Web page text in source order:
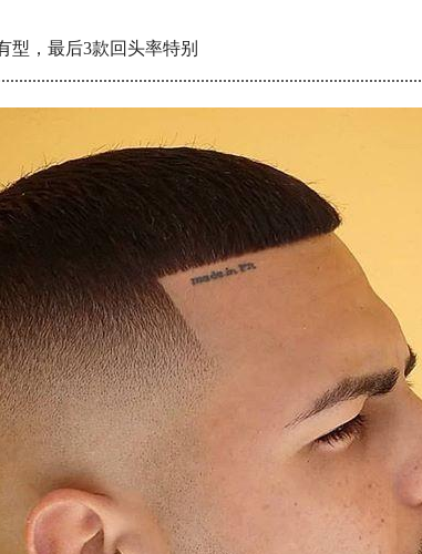
型，最后3款回头率特别